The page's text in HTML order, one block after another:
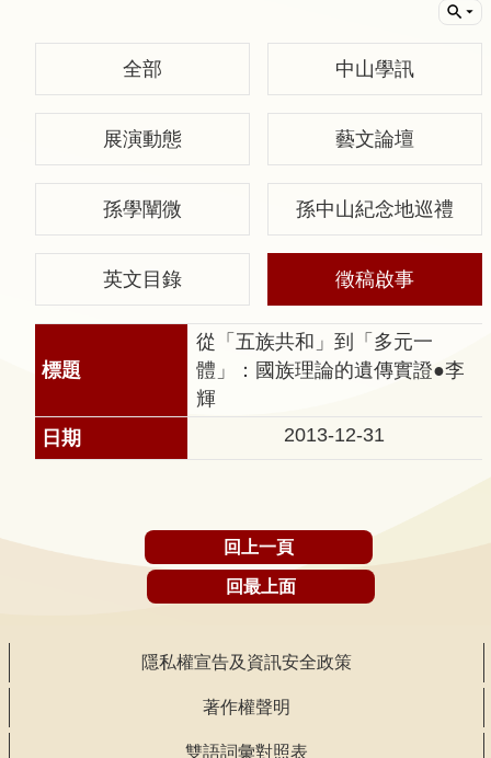
全
政
權
明
詞
全部 中山學訊
展演動態 藝文論壇
孫學闡微 孫中山紀念地巡禮
英文目錄 徵稿啟事
從「五族共和」到「多元一
體」：國族理論的遺傳實證●李
輝
2013-12-31
回上一頁
回最上面
隱私權宣告及資訊安全政策
著作權聲明
雙語詞彙對照表